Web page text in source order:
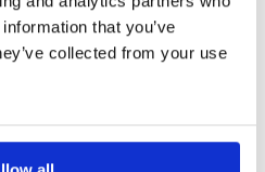
that you’ve
collected from your use
DI